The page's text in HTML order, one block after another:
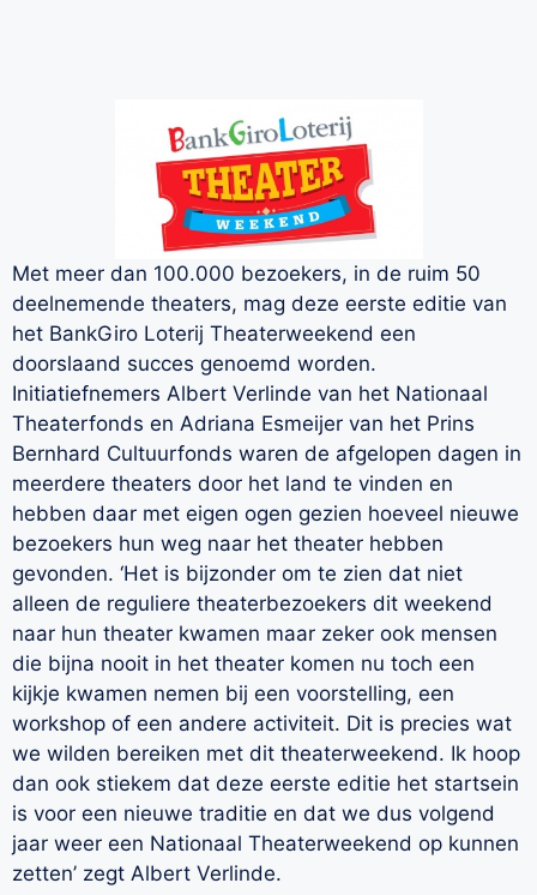
Met meer dan 100.000 bezoekers, in de ruim 50
deelnemende theaters, mag deze eerste editie van
het BankGiro Loterij Theaterweekend een
doorslaand succes genoemd worden.
Initiatiefnemers Albert Verlinde van het Nationaal
Theaterfonds en Adriana Esmeijer van het Prins
Bernhard Cultuurfonds waren de afgelopen dagen in
meerdere theaters door het land te vinden en
hebben daar met eigen ogen gezien hoeveel nieuwe
bezoekers hun weg naar het theater hebben
gevonden. ‘Het is bijzonder om te zien dat niet
alleen de reguliere theaterbezoekers dit weekend
naar hun theater kwamen maar zeker ook mensen
die bijna nooit in het theater komen nu toch een
kijkje kwamen nemen bij een voorstelling, een
workshop of een andere activiteit. Dit is precies wat
we wilden bereiken met dit theaterweekend. Ik hoop
dan ook stiekem dat deze eerste editie het startsein
is voor een nieuwe traditie en dat we dus volgend
jaar weer een Nationaal Theaterweekend op kunnen
zetten’ zegt Albert Verlinde.